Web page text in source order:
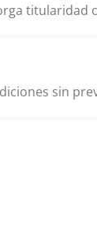
titularidad
sin